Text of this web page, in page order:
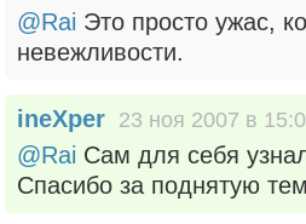
@Rai Это просто ужас,
невежливости.
ineXper 23 ноя 2007 в
@Rai Сам для себя
Спасибо за поднятую